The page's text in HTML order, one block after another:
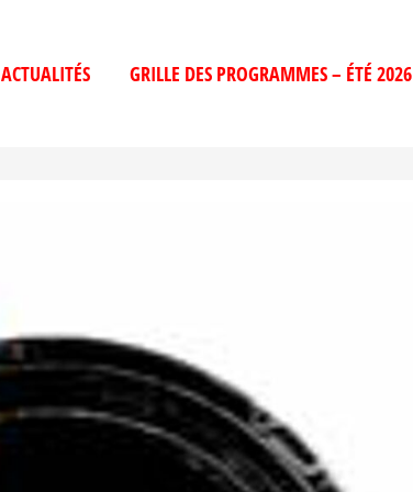
ACTUALITÉS GRILLE DES PROGRAMMES – ÉTÉ 2026